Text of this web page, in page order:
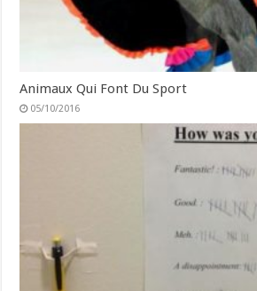
Animaux Qui Font Du Sport
05/10/2016